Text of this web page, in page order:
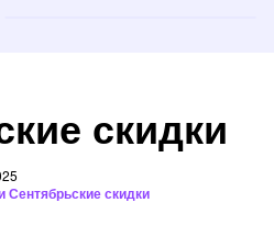
скидки
скидки